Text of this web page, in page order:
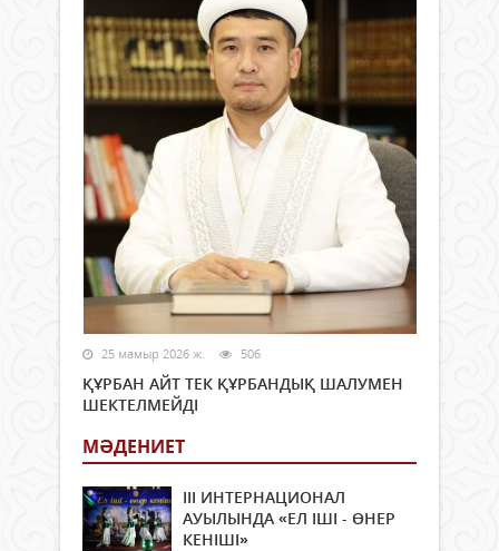
25 мамыр 2026 ж. 506
ҚҰРБАН АЙТ ТЕК ҚҰРБАНДЫҚ ШАЛУМЕН
ШЕКТЕЛМЕЙДІ
МӘДЕНИЕТ
ІІІ ИНТЕРНАЦИОНАЛ
АУЫЛЫНДА «ЕЛ ІШІ - ӨНЕР
КЕНІШІ»